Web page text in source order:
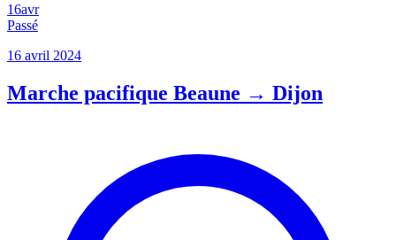
16avr
Passé
16 avril 2024
Marche pacifique Beaune → Dijon